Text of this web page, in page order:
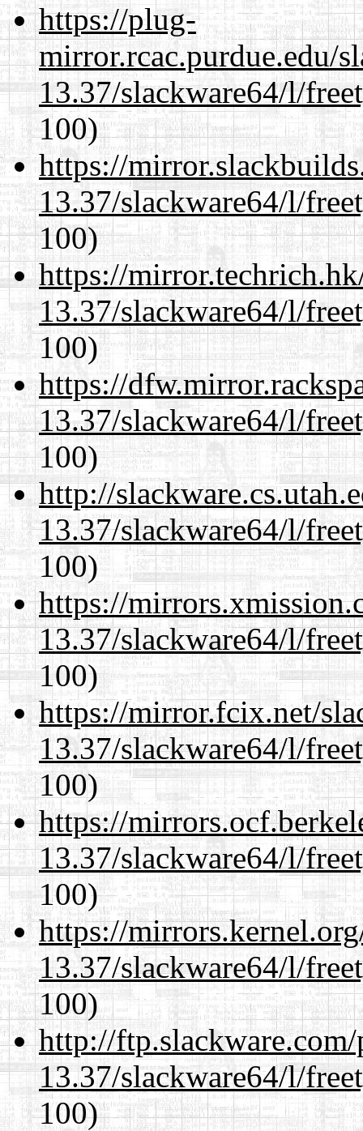
https://plug-
mirror.rcac.purdue.edu/
13.37/slackware64/l/
100)
https://
13.37/slackware64/l/
100)
https://
13.37/slackware64/l/
100)
https://
13.37/slackware64/l/
100)
http://
13.37/slackware64/l/
100)
https://
13.37/slackware64/l/
100)
https://mirror.fcix.net/
13.37/slackware64/l/
100)
https://
13.37/slackware64/l/
100)
https://
13.37/slackware64/l/
100)
http://
13.37/slackware64/l/
100)